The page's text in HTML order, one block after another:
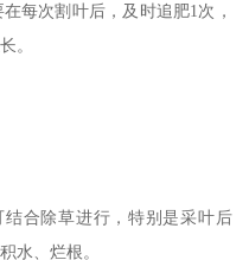
每次割叶后，及时追肥1次，
。
合除草进行，特别是采叶后
水、烂根。